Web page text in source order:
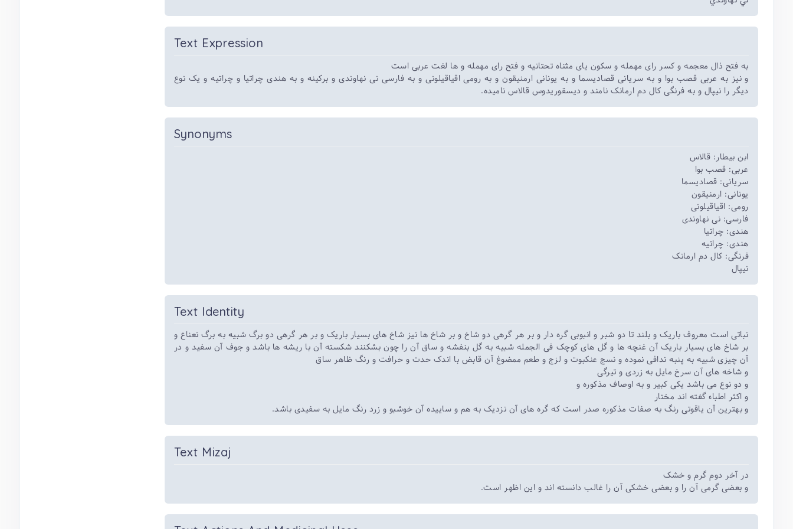
Text Expression
به فتح ذال معجمه و کسر رای مهمله و سکون یای مثناه تحتانیه و فتح رای مهمله و ها لغت عربی است
و نیز به عربی قصب بوا و به سریانی قصادیسما و به یونانی ارمنیقون و به رومی اقیاقیلونی و به فارسی نی نهاوندی و برکینه و به هندی چراتیا و چراتیه و یک نوع
دیگر را نیپال و به فرنگی کال دم ارمانک نامند و دیسقوریدوس قالاس نامیده.
Synonyms
ابن بیطار: قالاس
عربی: قصب بوا
سریانی: قصادیسما
یونانی: ارمنیقون
رومی: اقیاقیلونی
فارسی: نی نهاوندی
هندی: چراتیا
هندی: چراتیه
فرنگی: کال دم ارمانک
نیپال
Text Identity
نباتی است معروف باریک و بلند تا دو شبر و انبوبی گره دار و بر هر گرهی دو شاخ و بر شاخ ها نیز شاخ های بسیار باریک و بر هر گرهی دو برگ شبیه به برگ نعناع و
بر شاخ های بسیار باریک آن غنچه ها و گل های کوچک فی الجمله شبیه به گل بنفشه و ساق آن را چون بشکنند شکسته آن با ریشه ها باشد و جوف آن سفید و در
آن چیزی شبیه به پنبه ندافی نموده و نسج عنکبوت و لزج و طعم ممضوغ آن قابض با اندک حدت و حرافت و رنگ ظاهر ساق
و شاخه های آن سرخ مایل به زردی و تیرگی
و دو نوع می باشد یکی کبیر و به اوصاف مذکوره و
و اکثر اطباء گفته اند مختار
و بهترین آن یاقوتی رنگ به صفات مذکوره صدر است که گره های آن نزدیک به هم و ساییده آن خوشبو و زرد رنگ مایل به سفیدی باشد.
Text Mizaj
در آخر دوم گرم و خشک
و بعضی گرمی آن را و بعضی خشکی آن را غالب دانسته اند و این اظهر است.